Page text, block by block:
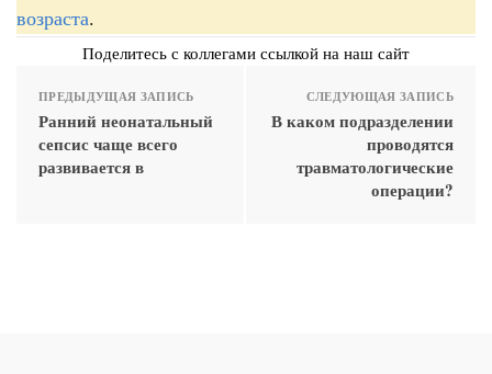
возраста.
Поделитесь с коллегами ссылкой на наш сайт
ПРЕДЫДУЩАЯ ЗАПИСЬ
Ранний неонатальный
сепсис чаще всего
развивается в
СЛЕДУЮЩАЯ ЗАПИСЬ
В каком подразделении
проводятся
травматологические
операции?